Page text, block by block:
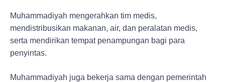
Muhammadiyah mengerahkan tim medis,
mendistribusikan makanan, air, dan peralatan medis,
serta mendirikan tempat penampungan bagi para
penyintas.
Muhammadiyah juga bekerja sama dengan pemerintah